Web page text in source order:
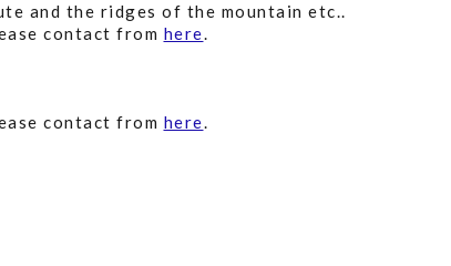
and the ridges of the mountain etc..
contact from here.
contact from here.